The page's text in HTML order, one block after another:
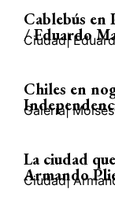
Cablebús
/ Eduardo
Ciudad|
Chiles en
Galería|
La ciudad
Armando
Ciudad|